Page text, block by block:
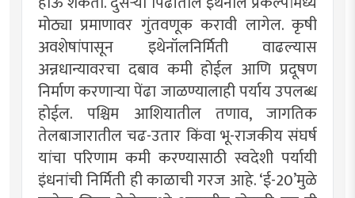
मोठ्या प्रमाणावर गुंतवणूक करावी लागेल. कृषी
अवशेषांपासून इथेनॉलनिर्मिती वाढल्यास
अन्नधान्यावरचा दबाव कमी होईल आणि प्रदूषण
निर्माण करणाऱ्या पेंढा जाळण्यालाही पर्याय उपलब्ध
होईल. पश्चिम आशियातील तणाव, जागतिक
तेलबाजारातील चढ-उतार किंवा भू-राजकीय संघर्ष
यांचा परिणाम कमी करण्यासाठी स्वदेशी पर्यायी
इंधनांची निर्मिती ही काळाची गरज आहे. ‌‘ई-20‌’मुळे